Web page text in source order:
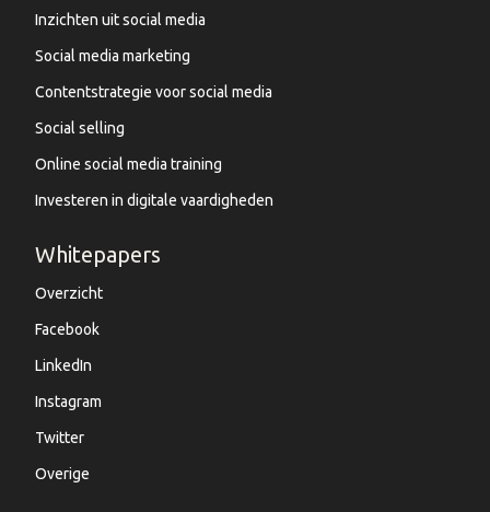
Inzichten uit social media
Social media marketing
Contentstrategie voor social media
Social selling
Online social media training
Investeren in digitale vaardigheden
Whitepapers
Overzicht
Facebook
LinkedIn
Instagram
Twitter
Overige